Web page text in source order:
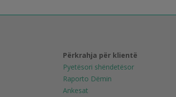
Përkrahja për klientë
Pyetësori shëndetësor
Raporto Dëmin
Ankesat